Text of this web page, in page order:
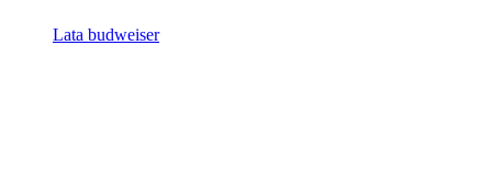
Lata budweiser